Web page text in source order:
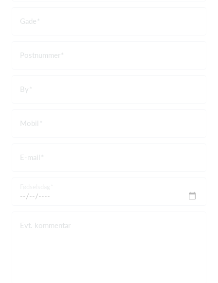
Gade
Postnummer
By
Mobil
E-mail
Evt. kommentar